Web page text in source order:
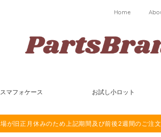
Home
スマフォケース お試し小ロット
が旧正月休みのため上記期間及び前後2週間のご注